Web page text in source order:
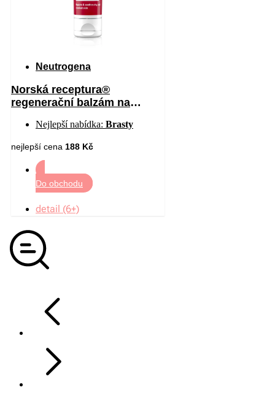
Neutrogena
Norská receptura®
regenerační balzám na
Nejlepší nabídka: Brasty
nejlepší cena 188 Kč
Do obchodu
detail (6+)